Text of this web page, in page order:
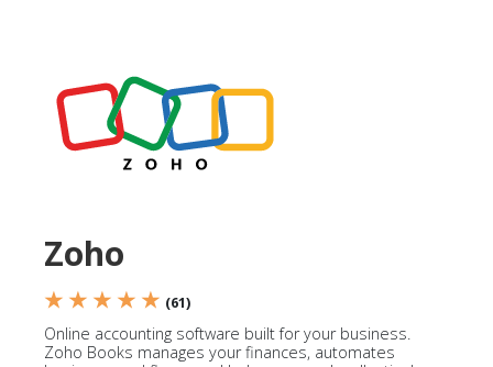
Zoho
★ ★ ★ ★ ★ (61)
Online accounting software built for your business.
Zoho Books manages your finances, automates